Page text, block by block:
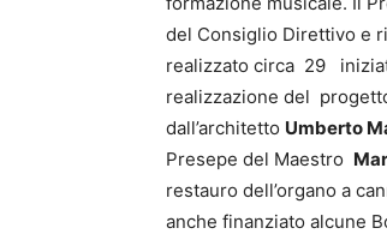
del Consiglio Direttivo e
realizzato circa 29
realizzazione del
dall’architetto Umberto
Presepe del Maestro
restauro dell’organo a
anche finanziato alcune